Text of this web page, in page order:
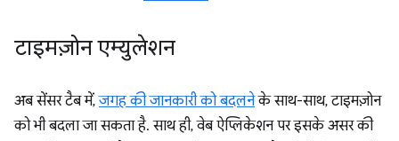
टाइमज़ोन एम्युलेशन
अब सेंसर टैब में,जगह की जानकारी को बदलनेके साथ-साथ, टाइमज़ोन
को भी बदला जा सकता है. साथ ही, वेब ऐप्लिकेशन पर इसके असर की